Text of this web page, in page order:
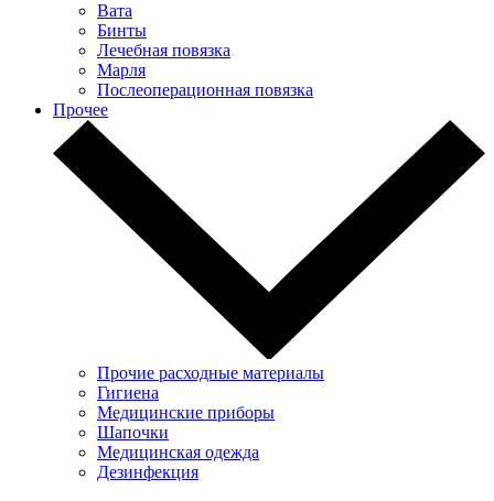
Вата
Бинты
Лечебная повязка
Марля
Послеоперационная повязка
Прочее
Прочие расходные материалы
Гигиена
Медицинские приборы
Шапочки
Медицинская одежда
Дезинфекция